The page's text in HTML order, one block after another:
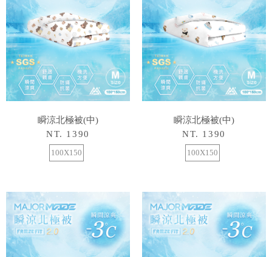
瞬涼北極被(中)
NT. 1390
100X150
瞬涼北極被(中)
NT. 1390
100X150